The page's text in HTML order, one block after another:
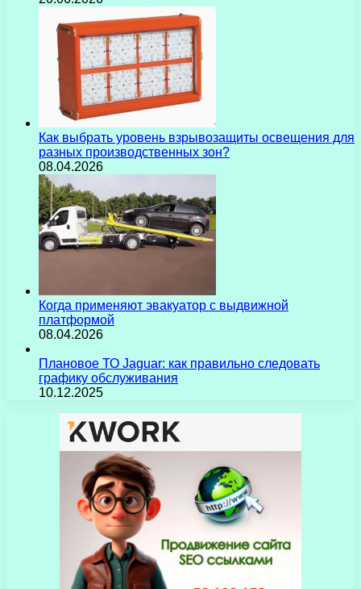
Как выбрать уровень взрывозащиты освещения для
разных производственных зон?
08.04.2026
Когда применяют эвакуатор с выдвижной
платформой
08.04.2026
Плановое ТО Jaguar: как правильно следовать
графику обслуживания
10.12.2025